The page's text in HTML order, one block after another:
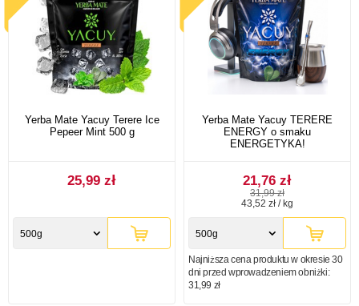
Yerba Mate Yacuy Terere Ice
Pepeer Mint 500 g
25,99 zł
500g
Yerba Mate Yacuy TERERE
ENERGY o smaku
ENERGETYKA!
21,76 zł
31,99 zł
43,52 zł / kg
500g
Najniższa cena produktu w okresie 30
dni przed wprowadzeniem obniżki:
31,99 zł